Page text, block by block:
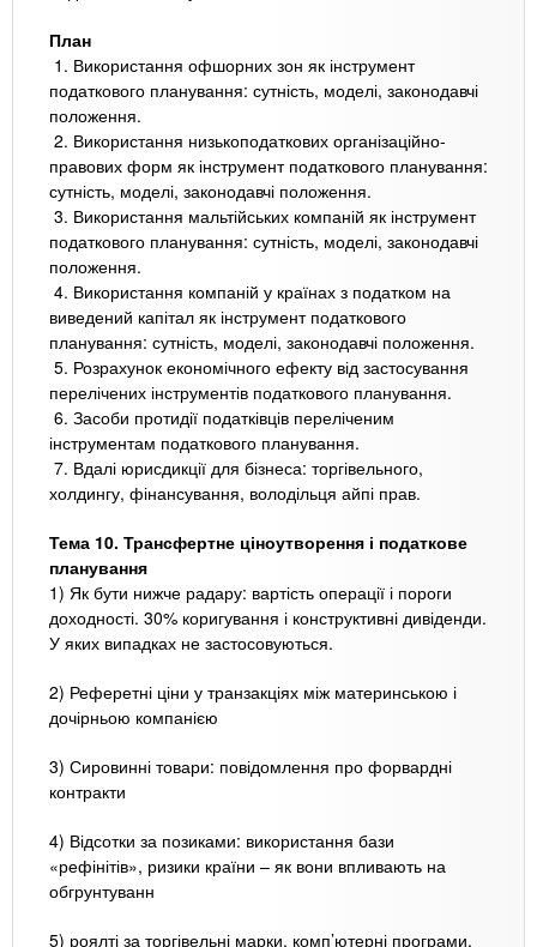
План
1. Використання офшорних зон як інструмент
податкового планування: сутність, моделі, законодавчі
положення.
2. Використання низькоподаткових організаційно-
правових форм як інструмент податкового планування:
сутність, моделі, законодавчі положення.
3. Використання мальтійських компаній як інструмент
податкового планування: сутність, моделі, законодавчі
положення.
4. Використання компаній у країнах з податком на
виведений капітал як інструмент податкового
планування: сутність, моделі, законодавчі положення.
5. Розрахунок економічного ефекту від застосування
перелічених інструментів податкового планування.
6. Засоби протидії податківців переліченим
інструментам податкового планування.
7. Вдалі юрисдикції для бізнеса: торгівельного,
холдингу, фінансування, володільця айпі прав.
Тема 10. Трансфертне ціноутворення і податкове
планування
1) Як бути нижче радару: вартість операції і пороги
доходності. 30% коригування і конструктивні дивіденди.
У яких випадках не застосовуються.
2) Реферетні ціни у транзакціях між материнською і
дочірньою компанією
3) Сировинні товари: повідомлення про форвардні
контракти
4) Відсотки за позиками: використання бази
«рефінітів», ризики країни – як вони впливають на
обгрунтуванн
5) роялті за торгівельні марки, комп’ютерні програми,